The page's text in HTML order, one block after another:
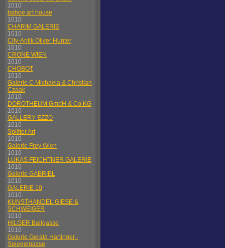
1010
bahoe art house
1010
CHARIM GALERIE
1010
City-Antik Oliver Hunter
1010
CRONE WIEN
1010
CHOBOT
1010
Galerie C Michaela & Christian
Czaak
1010
DOROTHEUM GmbH & Co KG
1010
GALLERY EZZO
1010
Splitter Art
1010
Galerie Frey Wien
1010
LUKAS FEICHTNER GALERIE
1010
Galerie GABRIEL
1010
GALERIE 10
1010
KUNSTHANDEL GIESE &
SCHWEIGER
1010
HILGER Ballgasse
1010
Galerie Gerald Hartinger -
Spiegelgasse